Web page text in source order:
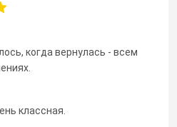
когда вернулась - всем
классная.